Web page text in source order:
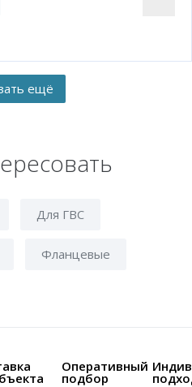
Для ГВС
Фланцевые
Оперативный
подбор